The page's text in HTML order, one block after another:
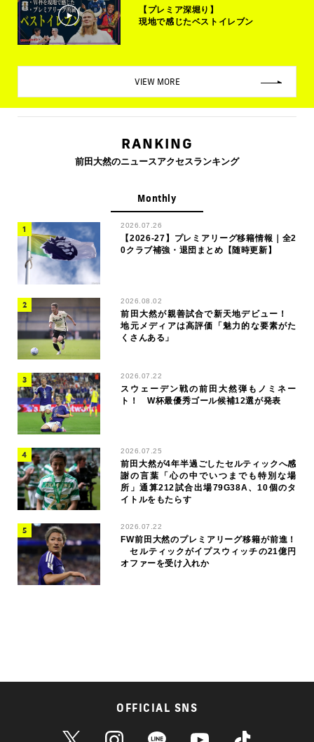
【プレミア深堀り】
現地で感じたベストイレブン
VIEW MORE
RANKING
前田大然のニュースアクセスランキング
Monthly
2026.07.26
【2026-27】プレミアリーグ移籍情報｜全2
0クラブ補強・退団まとめ【随時更新】
2026.08.02
前田大然が親善試合で新天地デビュー！
地元メディアは高評価「魅力的な要素がた
くさんある」
2026.07.22
スウェーデン戦の前田大然弾もノミネー
ト！ W杯最優秀ゴール候補12選が発表
2026.07.25
前田大然が4年半過ごしたセルティックへ感
謝の言葉「心の中でいつまでも特別な場
所」通算212試合出場79G38A、10個のタ
イトルをもたらす
2026.07.22
FW前田大然のプレミアリーグ移籍が前進！
セルティックがイプスウィッチの21億円
オファーを受け入れか
OFFICIAL SNS